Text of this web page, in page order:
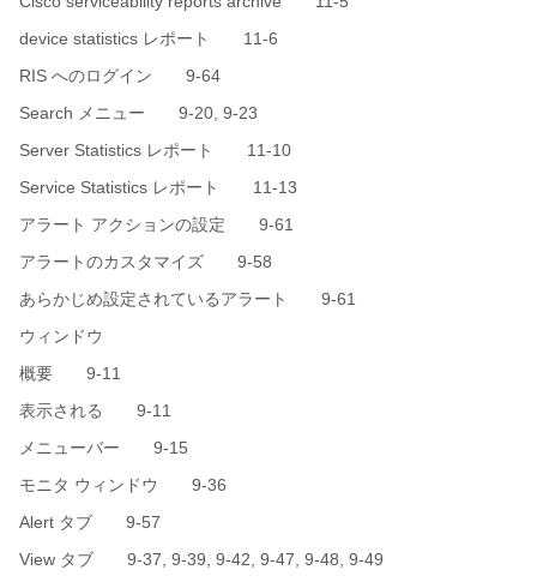
device statistics レポート 11-6
RIS へのログイン 9-64
Search メニュー 9-20, 9-23
Server Statistics レポート 11-10
Service Statistics レポート 11-13
アラート アクションの設定 9-61
アラートのカスタマイズ 9-58
あらかじめ設定されているアラート 9-61
ウィンドウ
概要 9-11
表示される 9-11
メニューバー 9-15
モニタ ウィンドウ 9-36
Alert タブ 9-57
View タブ 9-37, 9-39, 9-42, 9-47, 9-48, 9-49